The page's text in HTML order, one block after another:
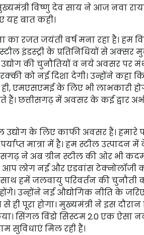
विष्णु देव साय ने आज नवा
बात कही।
का रजत जयंती वर्ष मना रहा है।
इंडस्ट्री के प्रतिनिधियों से अक्सर
उद्योग की चुनौतियों व नये अवसर पर
को नई दिशा देगी। उन्होंने कहा
ही, एमएसएमई के लिए भी लाभकारी
हैं। छत्तीसगढ़ में अवसर के कई द्वार
के लिए काफी अवसर हैं। हमारे
मात्रा में है। हम स्टील उत्पादन में
ने अब ग्रीन स्टील की ओर भी
आप लोग नई और एडवांस
हमें जलवायु परिवर्तन की चुनौती
उन्होंने नई औद्योगिक नीति के
पूरा होगा। मुख्यमंत्री ने इस
सिंगल विंडो सिस्टम 2.0 एक ऐसा
सुविधाएं मिल रही हैं।